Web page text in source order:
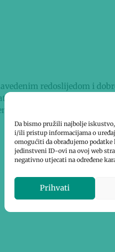
Da bismo pružili najbolje
i/ili pristup informacijama o
omogućiti da obrađujemo
jedinstveni ID-ovi na ovoj web
negativno utjecati na određene
Prihvati
redoslijedom i
brzo povećajte na
oštricama.